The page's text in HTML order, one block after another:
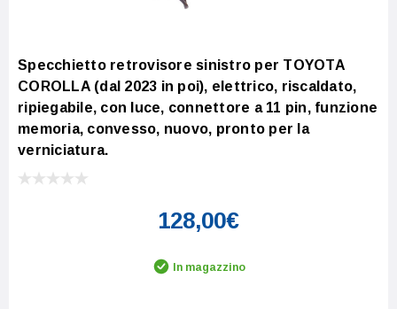
Specchietto retrovisore sinistro per TOYOTA
COROLLA (dal 2023 in poi), elettrico, riscaldato,
ripiegabile, con luce, connettore a 11 pin, funzione
memoria, convesso, nuovo, pronto per la
verniciatura.
128,00€
In magazzino